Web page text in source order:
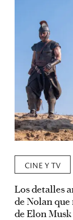
CINE Y TV
Los detalles
de Nolan
de Elon Musk